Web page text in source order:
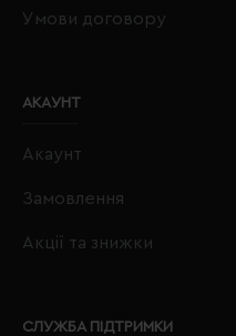
Умови договору
АКАУНТ
Акаунт
Замовлення
Акції та знижки
СЛУЖБА ПІДТРИМКИ